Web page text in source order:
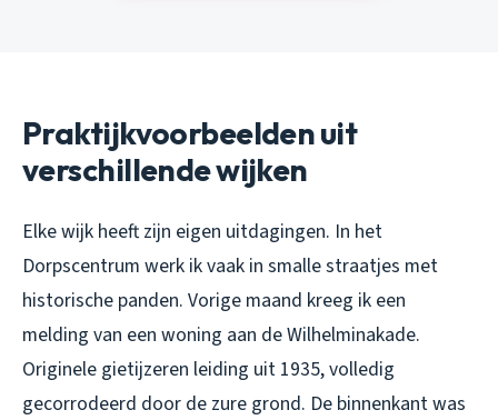
Praktijkvoorbeelden uit
verschillende wijken
Elke wijk heeft zijn eigen uitdagingen. In het
Dorpscentrum werk ik vaak in smalle straatjes met
historische panden. Vorige maand kreeg ik een
melding van een woning aan de Wilhelminakade.
Originele gietijzeren leiding uit 1935, volledig
gecorrodeerd door de zure grond. De binnenkant was